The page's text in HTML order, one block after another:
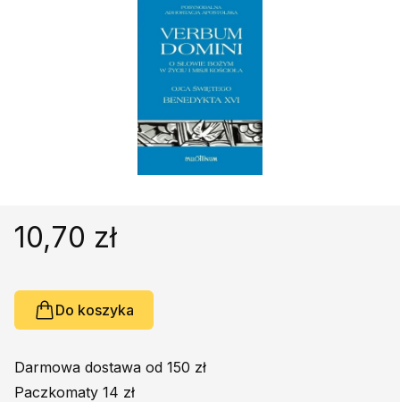
Poradniki, leksykony...
Promocja
10,70 zł
Do koszyka
Darmowa dostawa od 150 zł
Paczkomaty 14 zł